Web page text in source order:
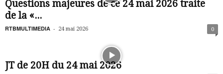
Questions majeures de ce 24 mai 2026 traite
de la «...
RTBMULTIMEDIA - 24 mai 2026 0
JT de 20H du 24 mai 2026